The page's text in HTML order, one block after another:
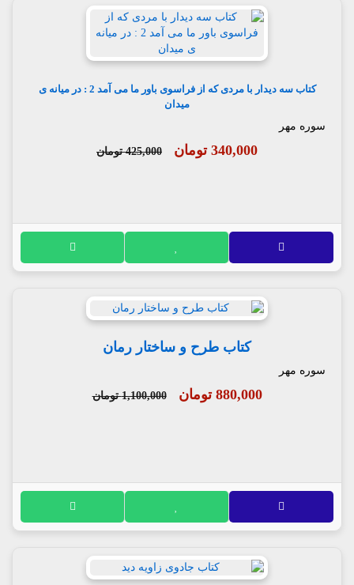
کتاب سه دیدار با مردی که از فراسوی باور ما می آمد 2 : در میانه ی
میدان
سوره مهر
340,000 تومان 425,000 تومان
کتاب طرح و ساختار رمان
سوره مهر
880,000 تومان 1,100,000 تومان